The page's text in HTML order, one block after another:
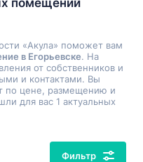
помещений
«Акула» поможет вам
в Егорьевске. На
от собственников и
и контактами. Вы
по цене, размещению и
для вас 1 актуальных
Фильтр